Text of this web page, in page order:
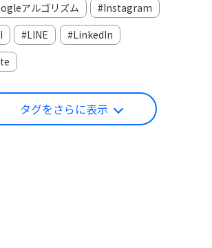
アルゴリズム
Instagram
LINE
LinkedIn
タグをさらに表示